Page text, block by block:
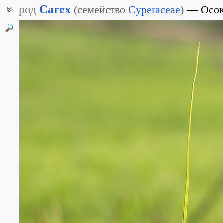
род Carex (семейство Cyperaceae)